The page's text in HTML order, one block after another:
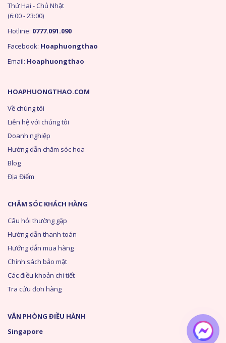
HOAPHUONGTHAO.COM
Về chúng tôi
Liên hệ với chúng tôi
Doanh nghiệp
Hướng dẫn chăm sóc hoa
Blog
Địa Điểm
CHĂM SÓC KHÁCH HÀNG
Câu hỏi thường gặp
Hướng dẫn thanh toán
Hướng dẫn mua hàng
Chính sách bảo mật
Các điều khoản chi tiết
Tra cứu đơn hàng
Thứ Hai - Chủ Nhật
(6:00 - 23:00)
Hotline: 0777.091.090
Facebook: Hoaphuongthao
Email: Hoaphuongthao
VĂN PHÒNG ĐIỀU HÀNH
Singapore